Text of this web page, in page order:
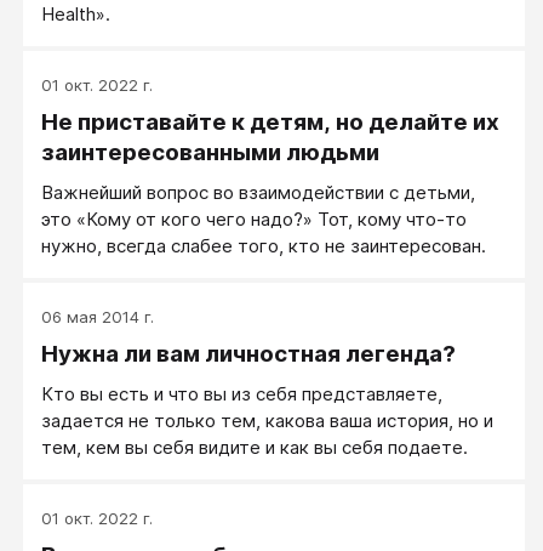
Health».
01 окт. 2022 г.
Не приставайте к детям, но делайте их
заинтересованными людьми
Важнейший вопрос во взаимодействии с детьми,
это «Кому от кого чего надо?» Тот, кому что-то
нужно, всегда слабее того, кто не заинтересован.
06 мая 2014 г.
Нужна ли вам личностная легенда?
Кто вы есть и что вы из себя представляете,
задается не только тем, какова ваша история, но и
тем, кем вы себя видите и как вы себя подаете.
01 окт. 2022 г.